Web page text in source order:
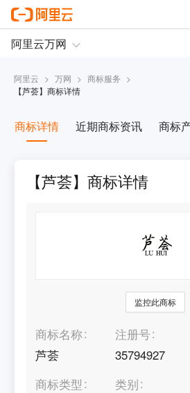
阿里云 > 万网 > 商标服务 >
【芦荟】商标详情
商标详情 近期商标资讯 商标
【芦荟】商标详情
监控此商标
商标名称
芦荟
注册号
35794927
商标类型
类别